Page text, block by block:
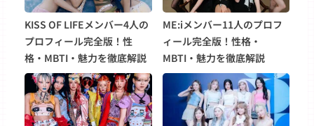
KISS OF LIFEメンバー4人の
プロフィール完全版！性
格・MBTI・魅力を徹底解説
ME:iメンバー11人のプロフ
ィール完全版！性格・
MBTI・魅力を徹底解説